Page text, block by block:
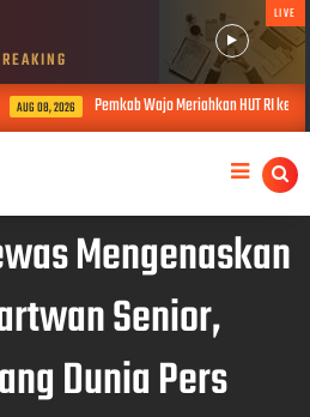
LIVE
AUG 08, 2026 Pemkab Wajo Meriahkan HUT RI ke-
Mengenaskan
Senior,
Dunia Pers